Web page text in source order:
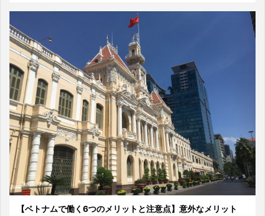
【ベトナムで働く6つのメリットと注意点】意外なメリット